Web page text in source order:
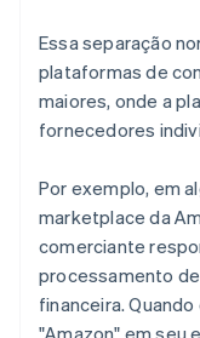
Essa separação
plataformas de
maiores, onde a
fornecedores
Por exemplo, em
marketplace da
comerciante
processamento
financeira.